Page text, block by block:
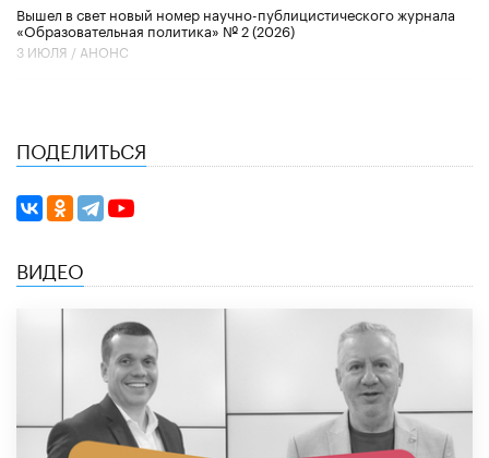
Вышел в свет новый номер научно-публицистического журнала
«Образовательная политика» № 2 (2026)
3 ИЮЛЯ / АНОНС
ПОДЕЛИТЬСЯ
ВИДЕО